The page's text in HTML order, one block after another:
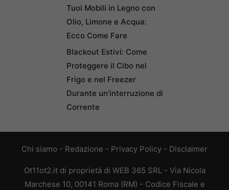
Tuoi Mobili in Legno con
Olio, Limone e Acqua:
Ecco Come Fare
Blackout Estivi: Come
Proteggere il Cibo nel
Frigo e nel Freezer
Durante un’interruzione di
Corrente
Chi siamo - Redazione - Privacy Policy - Disclaimer
Ot11ot2.it di proprietà di WEB 365 SRL - Via Nicola
Marchese 10, 00141 Roma (RM) - Codice Fiscale e